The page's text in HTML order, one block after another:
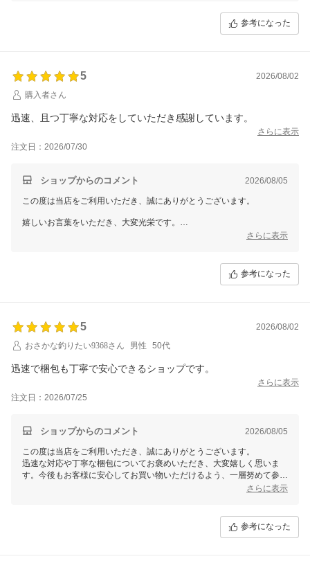
この度は、当店をご利用いただきまして誠にありがとうございました。
参考になった
5
2026/08/02
購入者さん
迅速、且つ丁寧な対応をしていただき感謝しています。
さらに表示
注文日：2026/07/30
ショップからのコメント 2026/08/05
この度は当店をご利用いただき、誠にありがとうございます。
嬉しいお言葉をいただき、大変光栄です。
お客様にご満足いただけたことが、私たちにとって何よりの励みです。
さらに表示
参考になった
5
2026/08/02
おさかな釣りたい9368さん
男性 50代
迅速で梱包も丁寧で安心できるショップです。
さらに表示
注文日：2026/07/25
ショップからのコメント 2026/08/05
この度は当店をご利用いただき、誠にありがとうございます。
迅速な対応や丁寧な梱包についてお褒めいただき、大変嬉しく思いま
す。今後もお客様に安心してお買い物いただけるよう、一層努めて参り
ますので、また機会がございましたらご利用いただけますと幸いです。
さらに表示
参考になった